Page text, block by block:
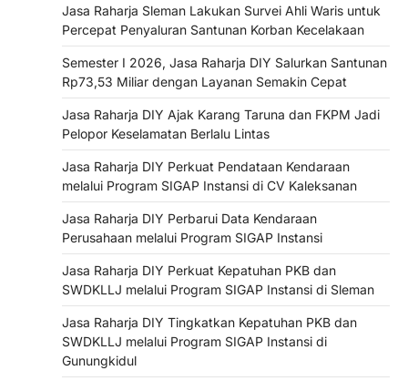
Jasa Raharja Sleman Lakukan Survei Ahli Waris untuk
Percepat Penyaluran Santunan Korban Kecelakaan
Semester I 2026, Jasa Raharja DIY Salurkan Santunan
Rp73,53 Miliar dengan Layanan Semakin Cepat
Jasa Raharja DIY Ajak Karang Taruna dan FKPM Jadi
Pelopor Keselamatan Berlalu Lintas
Jasa Raharja DIY Perkuat Pendataan Kendaraan
melalui Program SIGAP Instansi di CV Kaleksanan
Jasa Raharja DIY Perbarui Data Kendaraan
Perusahaan melalui Program SIGAP Instansi
Jasa Raharja DIY Perkuat Kepatuhan PKB dan
SWDKLLJ melalui Program SIGAP Instansi di Sleman
Jasa Raharja DIY Tingkatkan Kepatuhan PKB dan
SWDKLLJ melalui Program SIGAP Instansi di
Gunungkidul